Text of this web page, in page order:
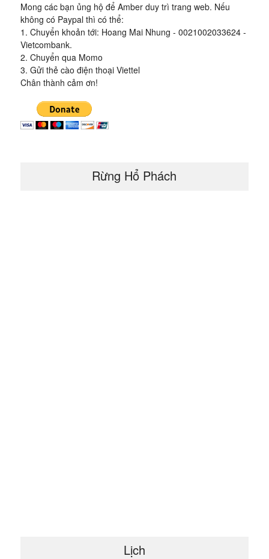
Mong các bạn ủng hộ để Amber duy trì trang web. Nếu
không có Paypal thì có thể:
1. Chuyển khoản tới: Hoang Mai Nhung - 0021002033624 -
Vietcombank.
2. Chuyển qua Momo
3. Gửi thẻ cào điện thoại Viettel
Chân thành cảm ơn!
Rừng Hổ Phách
Lịch